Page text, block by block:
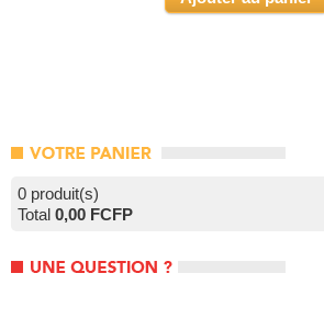
0 produit(s)
Total 0,00 FCFP